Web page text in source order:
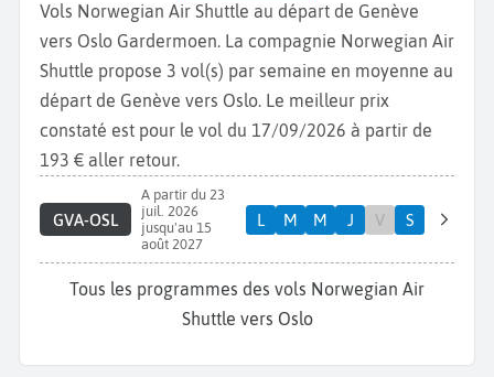
Vols Norwegian Air Shuttle au départ de Genève
vers Oslo Gardermoen. La compagnie Norwegian Air
Shuttle propose 3 vol(s) par semaine en moyenne au
départ de Genève vers Oslo. Le meilleur prix
constaté est pour le vol du 17/09/2026 à partir de
193 € aller retour.
GVA-OSL
A partir du 23
juil. 2026
jusqu'au 15
août 2027
L M M J V S
Tous les programmes des vols Norwegian Air
Shuttle vers Oslo